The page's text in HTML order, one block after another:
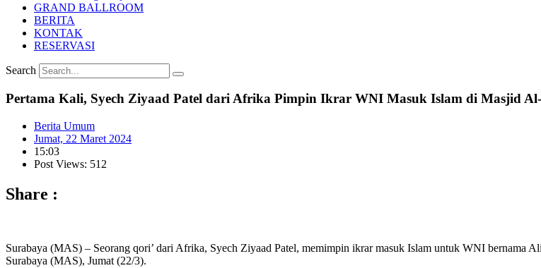
GRAND BALLROOM
BERITA
KONTAK
RESERVASI
Search
Pertama Kali, Syech Ziyaad Patel dari Afrika Pimpin Ikrar WNI Masuk Islam di Masjid
Berita Umum
Jumat, 22 Maret 2024
15:03
Post Views: 512
Share :
Surabaya (MAS) – Seorang qori’ dari Afrika, Syech Ziyaad Patel, memimpin ikrar masuk Islam untuk WNI
Surabaya (MAS), Jumat (22/3).